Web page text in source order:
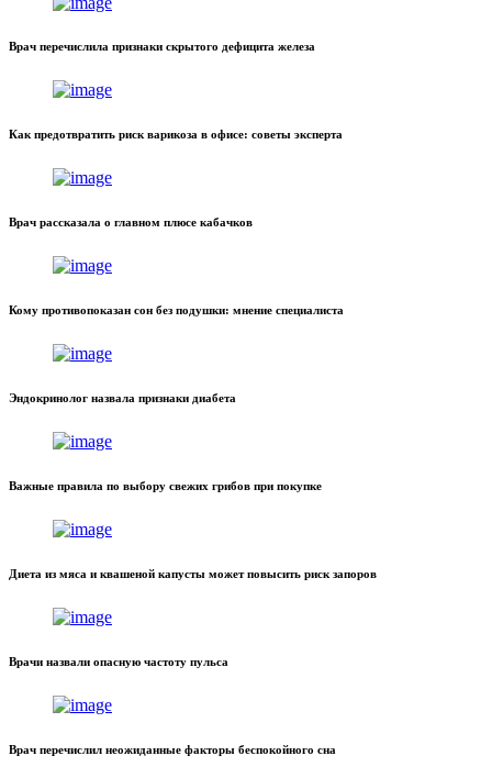
Врач перечислила признаки скрытого дефицита железа
Как предотвратить риск варикоза в офисе: советы эксперта
Врач рассказала о главном плюсе кабачков
Кому противопоказан сон без подушки: мнение специалиста
Эндокринолог назвала признаки диабета
Важные правила по выбору свежих грибов при покупке
Диета из мяса и квашеной капусты может повысить риск запоров
Врачи назвали опасную частоту пульса
Врач перечислил неожиданные факторы беспокойного сна